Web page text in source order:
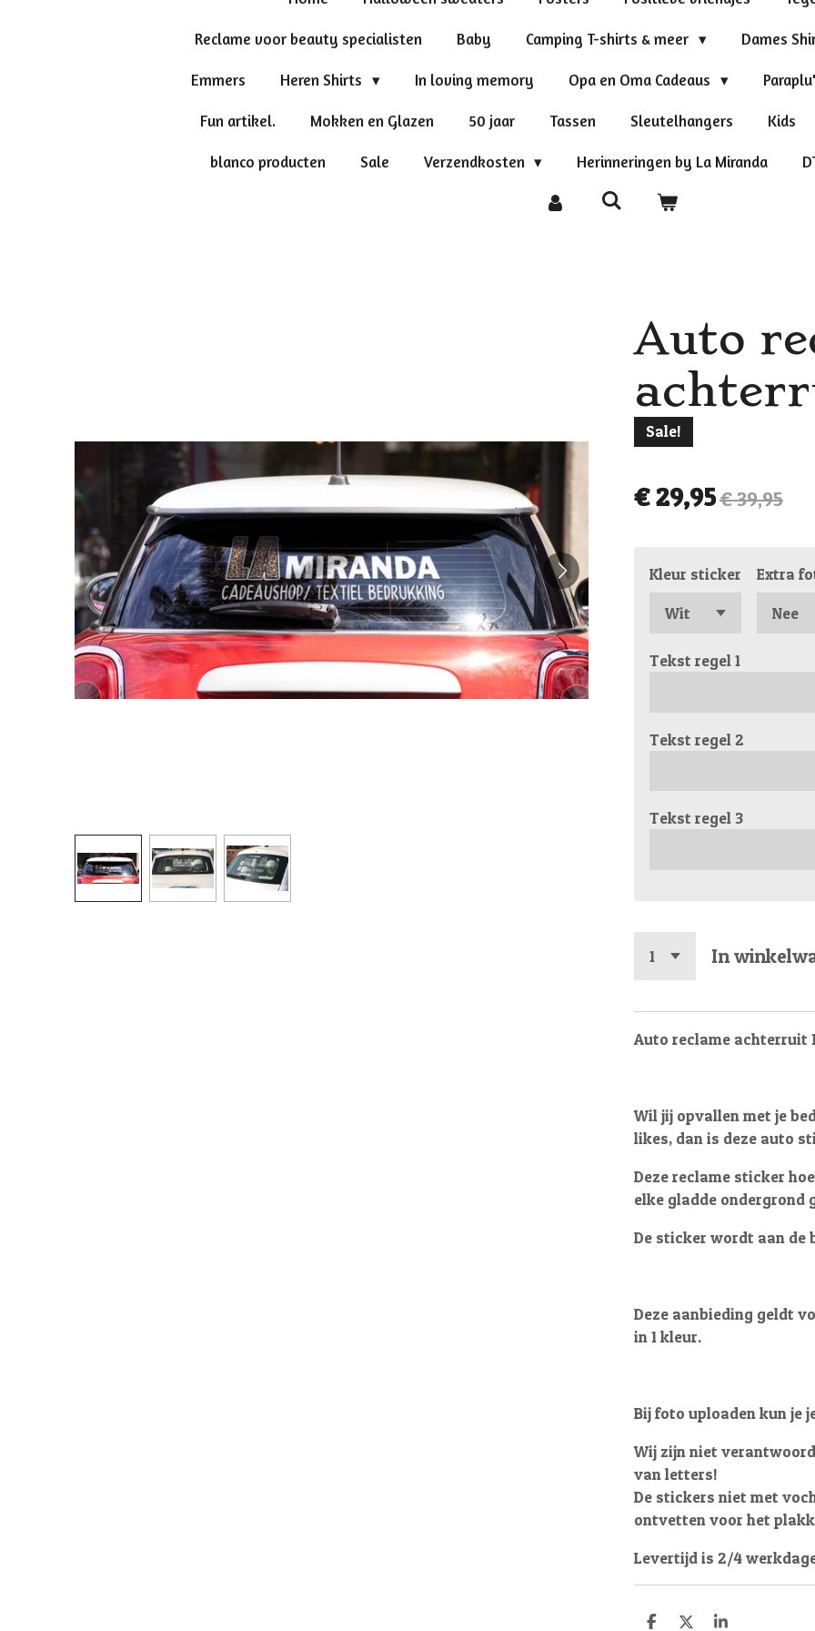
Reclame voor beauty specialisten Baby Camping T-shirts & meer Dames
Emmers Heren Shirts In loving memory Opa en Oma Cadeaus
Fun artikel. Mokken en Glazen 50 jaar Tassen Sleutelhangers Kids
blanco producten Sale Verzendkosten Herinneringen by La Miranda
Auto
Sale!
€ 29,95€ 39,95
Kleur sticker Extra
Tekst regel 1
Tekst regel 2
Tekst regel 3
In
Auto reclame achterruit
Wil jij opvallen met je
likes, dan is deze auto
Deze reclame sticker
elke gladde ondergrond
De sticker wordt aan de
Deze aanbieding geldt
in 1 kleur.
Bij foto uploaden kun je
Wij zijn niet
van letters!
De stickers niet met
ontvetten voor het
Levertijd is 2/4